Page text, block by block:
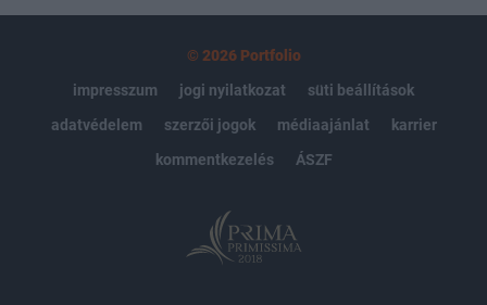
© 2026 Portfolio
impresszum
jogi nyilatkozat
süti beállítások
adatvédelem
szerzői jogok médiaajánlat
karrier
kommentkezelés
ÁSZF